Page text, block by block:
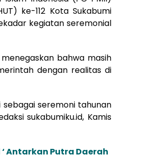
ke-112 Kota Sukabumi
kegiatan seremonial
bahwa masih
dengan realitas di
sebagai seremoni tahunan
sukabumiku.id, Kamis
Antarkan Putra Daerah